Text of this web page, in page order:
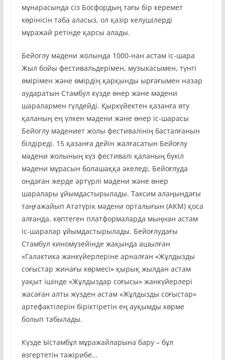
мұнарасында сіз Босфордың тағы бір керемет
көрінісін таба аласыз, ол қазір келушілерді
мұражай ретінде қарсы алады.
Бейоглу мәдени жолында 1000-нан астам іс-шара
Жыл бойы фестивальдерімен, музыкасымен, түнгі
өмірімен және өмірдің қарқынды ырғағымен назар
аударатын Стамбул күзде өнер және мәдени
шаралармен гүлдейді. Қыркүйектен қазанға өту
қаланың ең үлкен мәдени және өнер іс-шарасы
Бейоглу мәдениет жолы фестивалінің басталғанын
білдіреді. 15 қазанға дейін жалғасатын Бейоғлу
мәдени жолының күз фестивалі қаланың бүкіл
мәдени мұрасын болашаққа әкеледі, Бейоғлуда
ондаған жерде әртүрлі мәдени және өнер
шаралары ұйымдастырылады. Таксим алаңындағы
таңғажайып Ататүрік мәдени орталығын (AKM) қоса
алғанда, көптеген платформаларда мыңнан астам
іс-шаралар ұйымдастырылады. Бейоғлудағы
Стамбул киномузейінде жақында ашылған
«Галактика жанкүйерлеріне арналған «Жұлдызды
соғыстар жинағы көрмесі» қырық жылдан астам
уақыт ішінде «Жұлдыздар соғысы» жанкүйерлері
жасаған алты жүзден астам «Жұлдызды соғыстар»
артефактілерін біріктіретін ең ауқымды көрме
болып табылады.
Күзде Ыстамбұл мұражайларына бару – бұл
өзгертетін тәжірибе…